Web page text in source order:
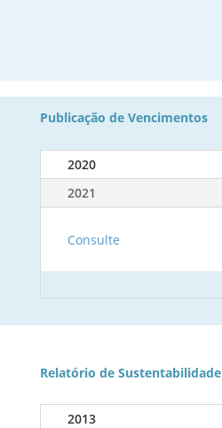
Publicação de Vencimentos
2020
2021
Consulte
Relatório de Sustentabilidade
2013